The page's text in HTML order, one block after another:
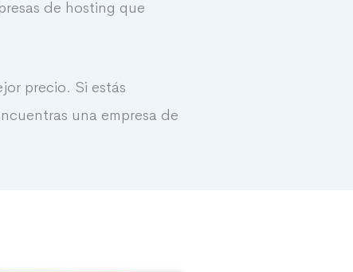
de hosting que
precio. Si estás
una empresa de